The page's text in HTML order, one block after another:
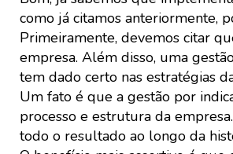
como já citamos anteriormente,
Primeiramente, devemos citar
empresa. Além disso, uma
tem dado certo nas estratégias
Um fato é que a gestão por
processo e estrutura da
todo o resultado ao longo da